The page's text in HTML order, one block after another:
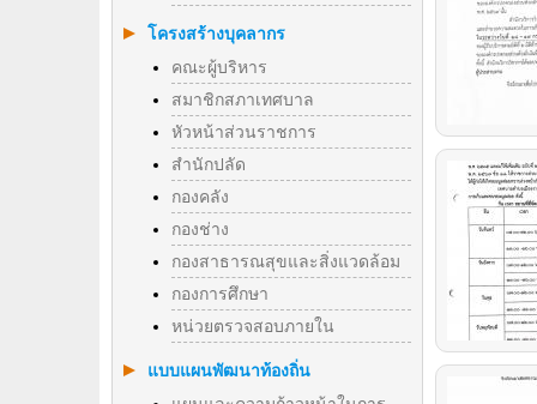
โครงสร้างบุคลากร
คณะผู้บริหาร
สมาชิกสภาเทศบาล
หัวหน้าส่วนราชการ
สำนักปลัด
กองคลัง
กองช่าง
กองสาธารณสุขและสิ่งแวดล้อม
กองการศึกษา
หน่วยตรวจสอบภายใน
แบบแผนพัฒนาท้องถิ่น